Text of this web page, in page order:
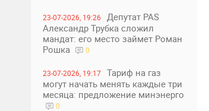
23-07-2026, 19:26
Депутат PAS
Александр Трубка сложил
мандат: его место займет Роман
Рошка
0
23-07-2026, 19:17
Тариф на газ
могут начать менять каждые три
месяца: предложение минэнерго
0